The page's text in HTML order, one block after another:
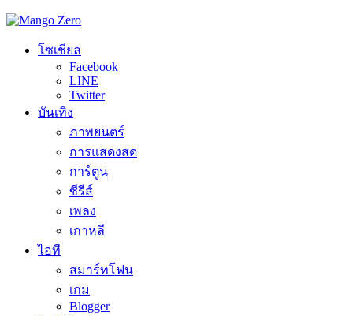
โซเชียล
Facebook
LINE
Twitter
บันเทิง
ภาพยนตร์
การแสดงสด
การ์ตูน
ซีรีส์
เพลง
เกาหลี
ไอที
สมาร์ทโฟน
เกม
Blogger